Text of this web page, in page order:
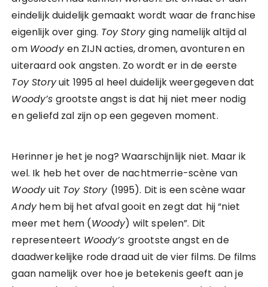
eindelijk duidelijk gemaakt wordt waar de franchise
eigenlijk over ging. Toy Storyging namelijk altijd al
om Woodyen ZIJN acties, dromen, avonturen en
uiteraard ook angsten. Zo wordt er in de eerste
Toy Storyuit 1995 al heel duidelijk weergegeven dat
Woody’s grootste angst is dat hij niet meer nodig
en geliefd zal zijn op een gegeven moment.
Herinner je het je nog? Waarschijnlijk niet. Maar ik
wel. Ik heb het over de nachtmerrie-scène van
Woodyuit Toy Story (1995). Dit is een scène waar
Andyhem bij het afval gooit en zegt dat hij “niet
meer met hem (Woody) wilt spelen”. Dit
representeert Woody’s grootste angst en de
daadwerkelijke rode draad uit de vier films. De films
gaan namelijk over hoe je betekenis geeft aan je